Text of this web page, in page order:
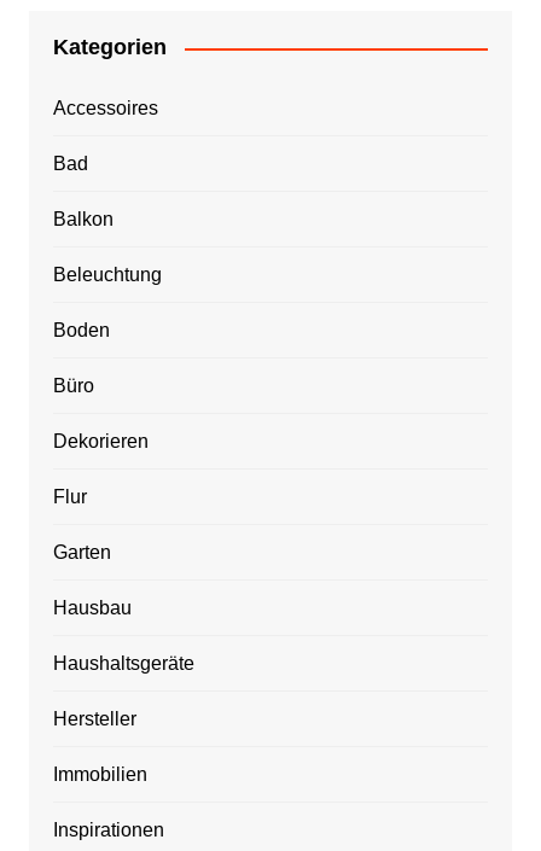
Kategorien
Accessoires
Bad
Balkon
Beleuchtung
Boden
Büro
Dekorieren
Flur
Garten
Hausbau
Haushaltsgeräte
Hersteller
Immobilien
Inspirationen